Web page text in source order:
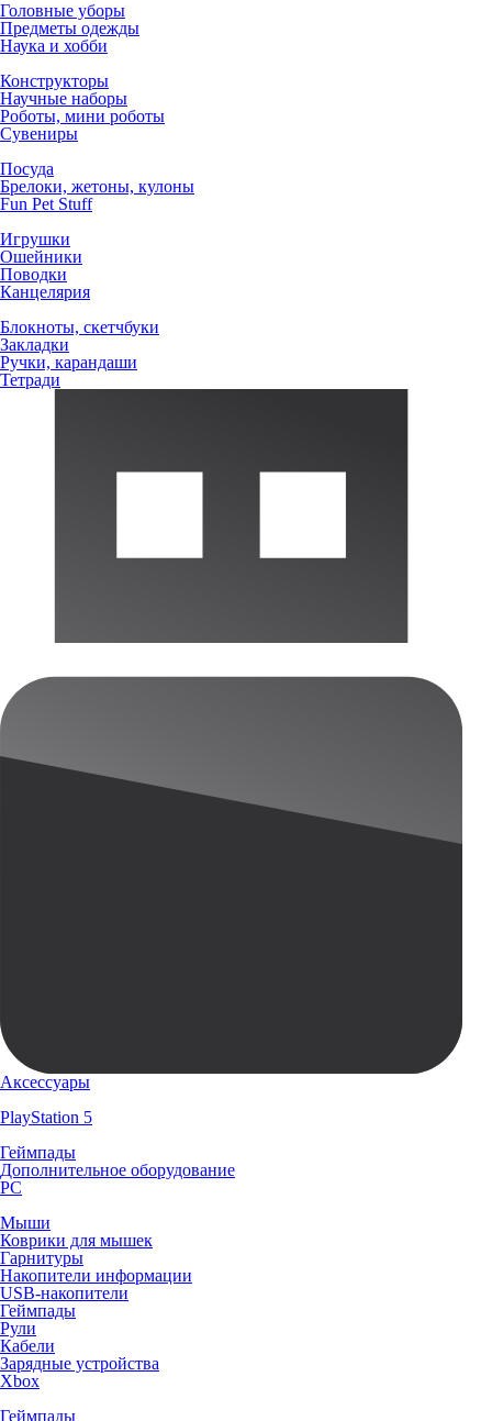
Головные уборы
Предметы одежды
Наука и хобби
Конструкторы
Научные наборы
Роботы, мини роботы
Сувениры
Посуда
Брелоки, жетоны, кулоны
Fun Pet Stuff
Игрушки
Ошейники
Поводки
Канцелярия
Блокноты, скетчбуки
Закладки
Ручки, карандаши
Тетради
Аксессуары
PlayStation 5
Геймпады
Дополнительное оборудование
PC
Мыши
Коврики для мышек
Гарнитуры
Накопители информации
USB-накопители
Геймпады
Рули
Кабели
Зарядные устройства
Xbox
Геймпады